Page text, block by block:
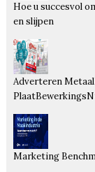
Hoe u succesvol
en slijpen
Adverteren
Marketing